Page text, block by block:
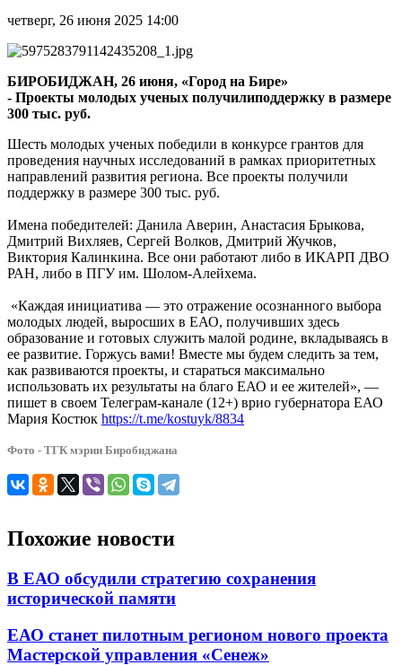
точка
изменения
в
ЕАО
к
четверг, 26 июня 2025 14:00
БИРОБИДЖАН, 26 июня, «Город на Бире»
- Проекты молодых ученых получилиподдержку в размере
300 тыс. руб.
Шесть молодых ученых победили в конкурсе грантов для
проведения научных исследований в рамках приоритетных
направлений развития региона. Все проекты получили
поддержку в размере 300 тыс. руб.
Имена победителей: Данила Аверин, Анастасия Брыкова,
Дмитрий Вихляев, Сергей Волков, Дмитрий Жучков,
Виктория Калинкина. Все они работают либо в ИКАРП ДВО
РАН, либо в ПГУ им. Шолом-Алейхема.
«Каждая инициатива — это отражение осознанного выбора
молодых людей, выросших в ЕАО, получивших здесь
образование и готовых служить малой родине, вкладываясь в
ее развитие. Горжусь вами! Вместе мы будем следить за тем,
как развиваются проекты, и стараться максимально
использовать их результаты на благо ЕАО и ее жителей», —
пишет в своем Телеграм-канале (12+) врио губернатора ЕАО
Мария Костюк https://t.me/kostuyk/8834
Фото - ТГК мэрии Биробиджана
Похожие новости
В ЕАО обсудили стратегию сохранения
исторической памяти
ЕАО станет пилотным регионом нового проекта
Мастерской управления «Сенеж»